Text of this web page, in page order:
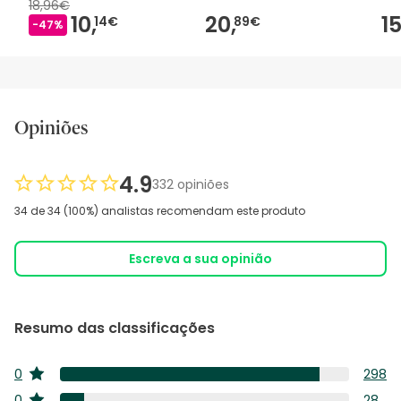
18,96€
-47% 10,14€ 20,89€
Opiniões
Resumo das classificações
0
estrelas
298
298
4.9332 opiniões
34 de 34 (100%) analistas recomendam este produto
Escreva a sua opinião